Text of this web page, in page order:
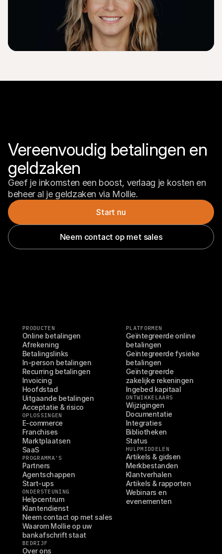
Vereenvoudig betalingen en
geldzaken
Geef je inkomsten een boost, verlaag je kosten en
beheer al je geldzaken via Mollie.
Start nu
Neem contact op met sales
PRODUCTEN
Online betalingen
Afrekening
Betalingslinks
In-person betalingen
Recurring betalingen
Invoicing
Hoofdstad
Uitgaande betalingen
Acceptatie & risico
OPLOSSINGEN
E-commerce
Franchises
Marktplaatsen
SaaS
PROGRAMMA'S
Partners
Agentschappen
Start-ups
ONDERSTEUNING
Helpcentrum
Klantendienst
Neem contact op met sales
Waarom Mollie op uw
bankafschrift staat
BEDRIJF
Over ons
PLATFORMEN
Geïntegreerde online
betalingen
Geïntegreerde fysieke
betalingen
Geïntegreerde
zakelijke rekeningen
Ingebed kapitaal
ONTWIKKELAARS
Wijzigingen
Documentatie
Integraties
Bibliotheken
Status
HULPMIDDELEN
Artikels & gidsen
Merkbestanden
Klantverhalen
Artikels & rapporten
Webinars en
evenementen